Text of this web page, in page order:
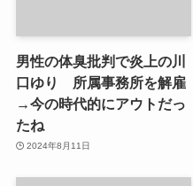
男性の体臭批判で炎上の川
口ゆり 所属事務所を解雇
→今の時代的にアウトだっ
たね
2024年8月11日